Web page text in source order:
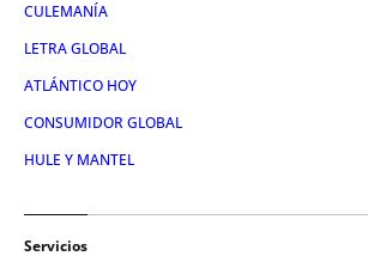
CULEMANÍA
LETRA GLOBAL
ATLÁNTICO HOY
CONSUMIDOR GLOBAL
HULE Y MANTEL
Servicios